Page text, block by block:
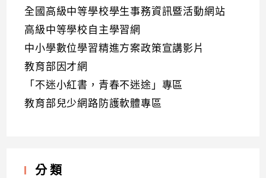
全國高級中等學校學生事務資訊暨活動網站
高級中等學校自主學習網
中小學數位學習精進方案政策宣講影片
教育部因才網
「不迷小紅書，青春不迷途」專區
教育部兒少網路防護軟體專區
分類